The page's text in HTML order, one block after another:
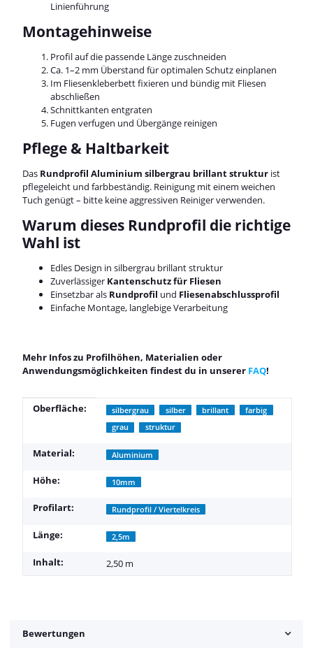
Linienführung
Montagehinweise
Profil auf die passende Länge zuschneiden
Ca. 1–2 mm Überstand für optimalen Schutz einplanen
Im Fliesenkleberbett fixieren und bündig mit Fliesen
abschließen
Schnittkanten entgraten
Fugen verfugen und Übergänge reinigen
Pflege & Haltbarkeit
Das Rundprofil Aluminium silbergrau brillant strukturist
pflegeleicht und farbbeständig. Reinigung mit einem weichen
Tuch genügt – bitte keine aggressiven Reiniger verwenden.
Warum dieses Rundprofil die richtige
Wahl ist
Edles Design in silbergrau brillant struktur
Zuverlässiger Kantenschutz für Fliesen
Einsetzbar als Rundprofil und Fliesenabschlussprofil
Einfache Montage, langlebige Verarbeitung
Mehr Infos zu Profilhöhen, Materialien oder
Anwendungsmöglichkeiten findest du in unserer FAQ!
Produkteigenschaft
Wert
Oberfläche: silbergrau silber brillant
farbig
grau
struktur
Material: Aluminium
Höhe: 10mm
Profilart: Rundprofil / Viertelkreis
Länge: 2,5m
Inhalt: 2,50 m
Bewertungen